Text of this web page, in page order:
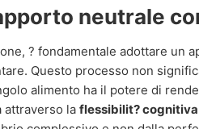
neutrale
? fondamentale adottare un
Questo processo non
alimento ha il potere di
attraverso la flessibilit? cognitiva